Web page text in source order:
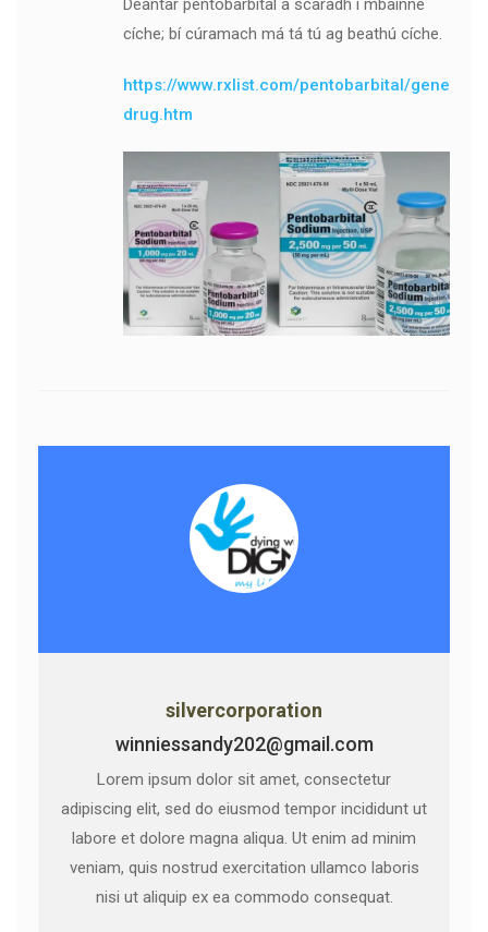
Déantar pentobarbital a scaradh i mbainne
cíche; bí cúramach má tá tú ag beathú cíche.
https://www.rxlist.com/pentobarbital/generic-
drug.htm
silvercorporation
winniessandy202@gmail.com
Lorem ipsum dolor sit amet, consectetur
adipiscing elit, sed do eiusmod tempor incididunt ut
labore et dolore magna aliqua. Ut enim ad minim
veniam, quis nostrud exercitation ullamco laboris
nisi ut aliquip ex ea commodo consequat.